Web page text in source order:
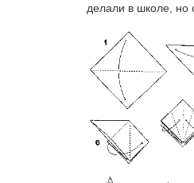
делали в школе, но